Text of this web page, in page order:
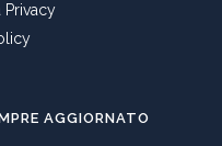
Privacy
AGGIORNATO